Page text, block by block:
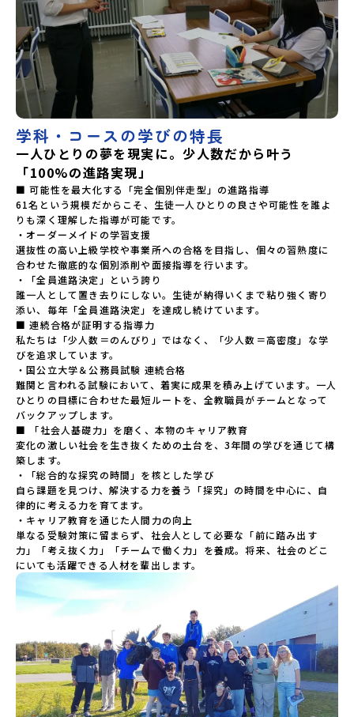
学科・コースの学びの特長
一人ひとりの夢を現実に。少人数だから叶う
「100%の進路実現」
■ 可能性を最大化する「完全個別伴走型」の進路指導
61名という規模だからこそ、生徒一人ひとりの良さや可能性を誰よ
りも深く理解した指導が可能です。
・オーダーメイドの学習支援
選抜性の高い上級学校や事業所への合格を目指し、個々の習熟度に
合わせた徹底的な個別添削や面接指導を行います。
・「全員進路決定」という誇り
誰一人として置き去りにしない。生徒が納得いくまで粘り強く寄り
添い、毎年「全員進路決定」を達成し続けています。
■ 連続合格が証明する指導力
私たちは「少人数＝のんびり」ではなく、「少人数＝高密度」な学
びを追求しています。
・国公立大学＆公務員試験 連続合格
難関と言われる試験において、着実に成果を積み上げています。一人
ひとりの目標に合わせた最短ルートを、全教職員がチームとなって
バックアップします。
■ 「社会人基礎力」を磨く、本物のキャリア教育
変化の激しい社会を生き抜くための土台を、3年間の学びを通じて構
築します。
・「総合的な探究の時間」を核とした学び
自ら課題を見つけ、解決する力を養う「探究」の時間を中心に、自
律的に考える力を育てます。
・キャリア教育を通じた人間力の向上
単なる受験対策に留まらず、社会人として必要な「前に踏み出す
力」「考え抜く力」「チームで働く力」を養成。将来、社会のどこ
にいても活躍できる人材を輩出します。